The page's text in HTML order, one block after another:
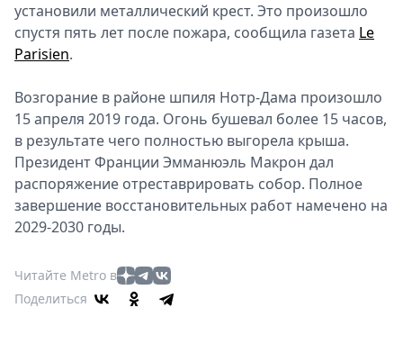
установили металлический крест. Это произошло
спустя пять лет после пожара, сообщила газета Le
Parisien.
Возгорание в районе шпиля Нотр-Дама произошло
15 апреля 2019 года. Огонь бушевал более 15 часов,
в результате чего полностью выгорела крыша.
Президент Франции Эмманюэль Макрон дал
распоряжение отреставрировать собор. Полное
завершение восстановительных работ намечено на
2029-2030 годы.
Читайте Metro в
Поделиться